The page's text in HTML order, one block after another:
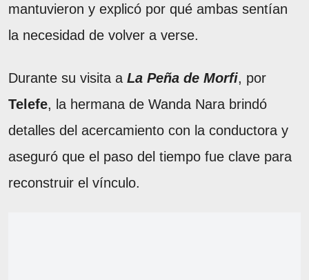
mantuvieron y explicó por qué ambas sentían
la necesidad de volver a verse.
Durante su visita a La Peña de Morfi, por
Telefe, la hermana de Wanda Nara brindó
detalles del acercamiento con la conductora y
aseguró que el paso del tiempo fue clave para
reconstruir el vínculo.